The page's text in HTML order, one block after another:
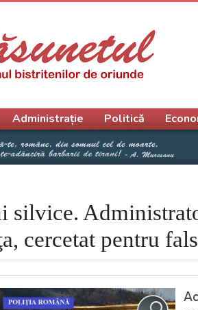
silvice.
cercetat pentru
Administrație Politică